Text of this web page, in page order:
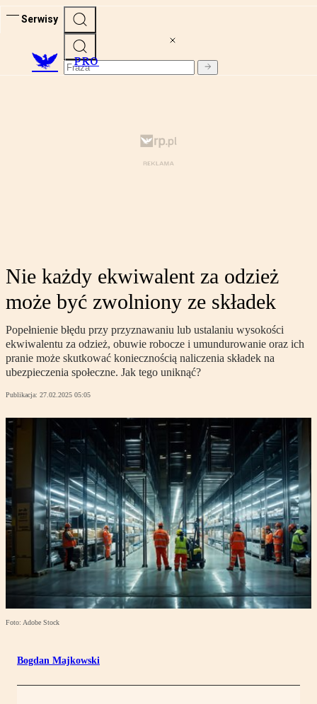
Serwisy
PRO
Nie każdy ekwiwalent za odzież
może być zwolniony ze składek
Popełnienie błędu przy przyznawaniu lub ustalaniu wysokości
ekwiwalentu za odzież, obuwie robocze i umundurowanie oraz ich
pranie może skutkować koniecznością naliczenia składek na
ubezpieczenia społeczne. Jak tego uniknąć?
Publikacja: 27.02.2025 05:05
Foto: Adobe Stock
Bogdan Majkowski